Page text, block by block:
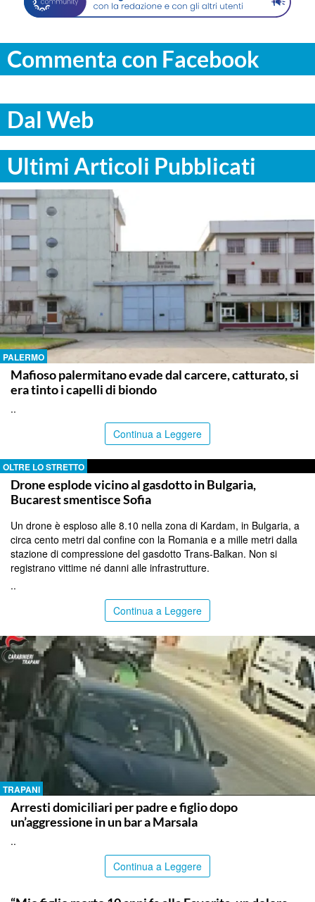
Commenta con Facebook
Dal Web
Ultimi Articoli Pubblicati
PALERMO
Mafioso palermitano evade dal carcere, catturato, si
era tinto i capelli di biondo
..
Continua a Leggere
OLTRE LO STRETTO
Drone esplode vicino al gasdotto in Bulgaria,
Bucarest smentisce Sofia
Un drone è esploso alle 8.10 nella zona di Kardam, in Bulgaria, a
circa cento metri dal confine con la Romania e a mille metri dalla
stazione di compressione del gasdotto Trans-Balkan. Non si
registrano vittime né danni alle infrastrutture.
..
Continua a Leggere
TRAPANI
Arresti domiciliari per padre e figlio dopo
un’aggressione in un bar a Marsala
..
Continua a Leggere